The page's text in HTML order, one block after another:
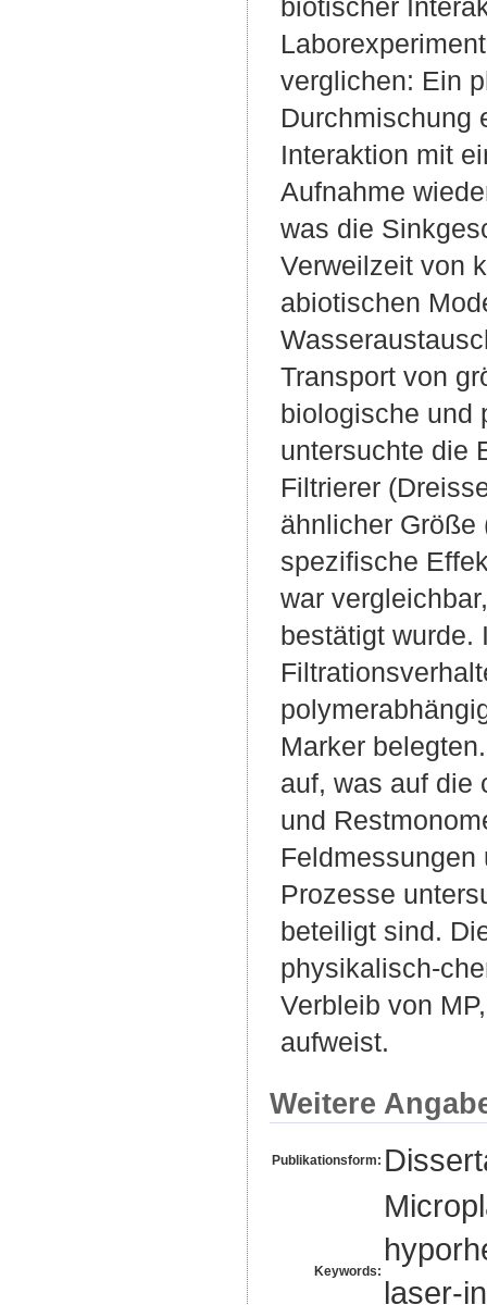
biotischer
verglichen: Ein
Durchmischung
Interaktion mit
Aufnahme
was die
Verweilzeit von
abiotischen
Transport von
biologische und
untersuchte die
Filtrierer
ähnlicher Größe
spezifische
war
bestätigt wurde.
Marker
auf, was auf die
und
Prozesse
beteiligt sind.
physikalisch-
Verbleib von
aufweist.
Weitere
Publikationsform:
Keywords:
laser-